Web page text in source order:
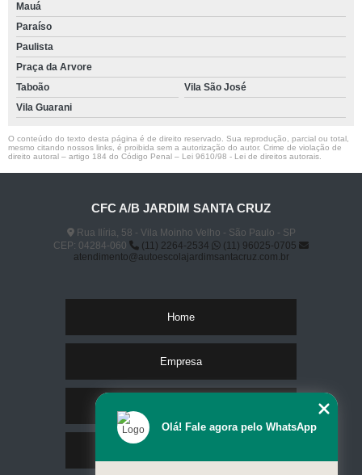
Mauá
Paraíso
Paulista
Praça da Arvore
Taboão
Vila São José
Vila Guarani
O conteúdo do texto desta página é de direito reservado. Sua reprodução, parcial ou total,
mesmo citando nossos links, é proibida sem a autorização do autor. Crime de violação de
direito autoral – artigo 184 do Código Penal – Lei 9610/98 - Lei de direitos autorais
CFC A/B JARDIM SANTA CRUZ
Rua Ilíria, 58 - Vila Moinho Velho - São Paulo - SP
CEP: 04284-060
(11) 2264-2534
(11) 96025-0705
atendimento@autoescolajardimsantacruz.com.br
Home
Empresa
Olá! Fale agora pelo WhatsApp